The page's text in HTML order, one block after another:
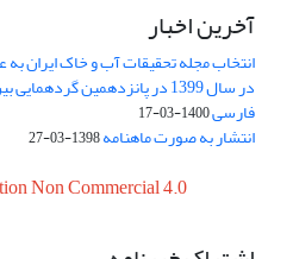
آخرین اخبار
انتخاب مجله تحقیقات آب و خاک ایران
در سال 1399 در پانزدهمین
فارسی1400-03-17
انتشار به صورت ماهنامه1398-03-27
Non Commercial 4.0